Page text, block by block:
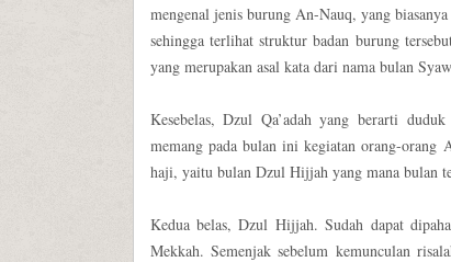
mengenal jenis burung An-Nauq, yang
sehingga terlihat struktur badan burung
yang merupakan asal kata dari nama bulan
Kesebelas, Dzul Qa’adah yang berarti
memang pada bulan ini kegiatan orang-orang
haji, yaitu bulan Dzul Hijjah yang mana bulan
Kedua belas, Dzul Hijjah. Sudah dapat
Mekkah. Semenjak sebelum kemunculan